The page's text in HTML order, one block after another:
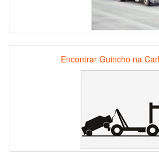
Encontrar Guincho na